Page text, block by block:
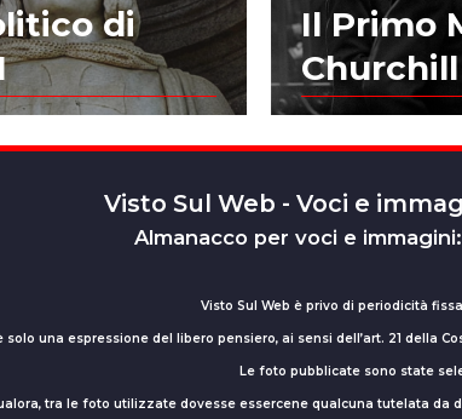
di
Il Primo
Churchill
Visto Sul Web - Voci e
Almanacco per voci e
Visto Sul Web è privo di periodicità
solo una espressione del libero pensiero, ai sensi dell’art. 21 della
Le foto pubblicate sono state
tra le foto utilizzate dovesse essercene qualcuna tutelata